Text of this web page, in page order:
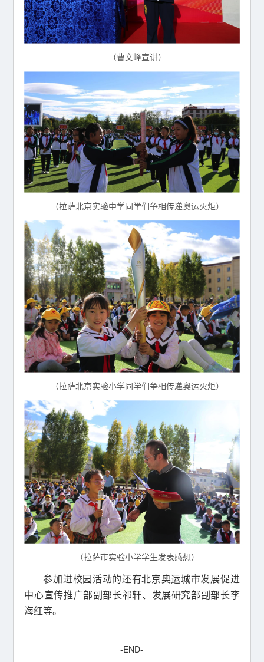
（曹文峰宣讲）
（拉萨北京实验中学同学们争相传递奥运火炬）
（拉萨北京实验小学同学们争相传递奥运火炬）
（拉萨市实验小学学生发表感想）
参加进校园活动的还有北京奥运城市发展促进
中心宣传推广部副部长祁轩、发展研究部副部长李
海红等。
-END-